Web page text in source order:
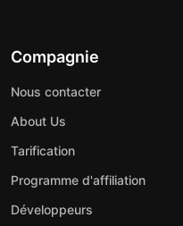
Compagnie
Nous contacter
About Us
Tarification
Programme d'affiliation
Développeurs